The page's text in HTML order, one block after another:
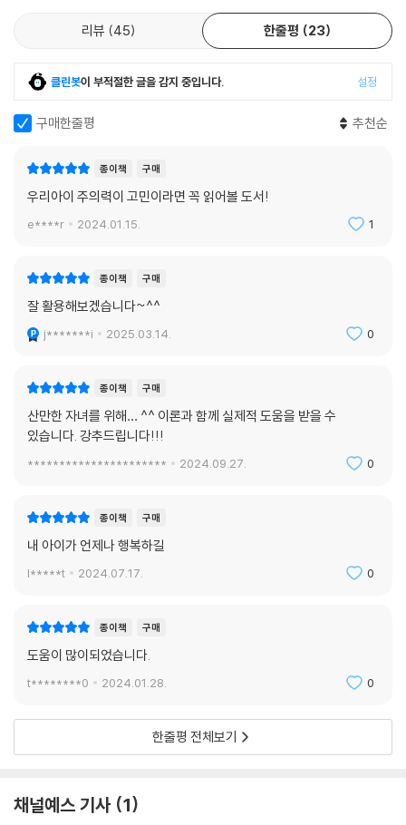
라 ‘처음에 하려고 했던 일’을 아이가 다시 선택하도록 다음과 같이 도와주
는 것이 중요하다. 이렇게 단단한 경계를 세워 주는 것이 아이가 현명한 선
택을 하도록 안내하는 방법이다.
---p.149
는 ‘공부 못하는 아이, 숙제 안 하는 아이’라는 비난과 놀림의 시선까지, 아
이 스스로도 자신에게 실망하고 좌절한다. 게다가 이로 인해 영원히 낙오
게 아니라 공부가 안 돼서 너무 괴롭다고 호소한다. 이는 변명을 위해 둘러
잘하고 싶은 마음이 굴뚝같아도 잘하기가 어렵다. 아이 뇌의 정보 처리 과
는 대상에 대해 정보를 수집하고 입력하고 처리하는 과정을 모두 끌어가는
똑똑하고 야무진 아이로 키우고 싶은가? 그렇다면 그 시작은 해야 할 일을
면 끝낼 숙제를 2시간 넘게 붙들고 있어도 못 하는 이유 등으로 아이의 의
금도 늦지 않았다. 타고난 IQ, 재능, 환경을 뛰어넘게 해주는 주의력의 힘으
로 여러분의 아이도 이처럼 놀랍게 변화할 수 있다.
* 부모의 지시나 선생님의 설명을 잘 듣고 바르게 행동한다.
* 당장 하고 싶은 일이 있어도 지금 중요한 일부터 먼저 한다.
* 싫어하는 수학 공부에도 주의를 기울여 집중할 줄 안다.
* 숙제 등 해야 할 일을 미루지 않고 곧바로 시작한다.
* 스마트폰을 현명하게 사용할 줄 안다.
높은 자존감과 자신감으로 제 진가를 발휘한다.
리뷰 45 한줄평 23
클린봇이 부적절한 글을 감지 중입니다. 설정
구매한줄평 추천순
종이책 구매
우리아이 주의력이 고민이라면 꼭 읽어볼 도서!
e****r 2024.01.15. 1
종이책 구매
잘 활용해보겠습니다~^^
j*******i 2025.03.14. 0
종이책 구매
산만한 자녀를 위해… ^^ 이론과 함께 실제적 도움을 받을 수
있습니다. 강추드립니다!!!
********************** 2024.09.27. 0
종이책 구매
내 아이가 언제나 행복하길
l*****t 2024.07.17. 0
종이책 구매
도움이 많이되었습니다.
t********0 2024.01.28. 0
한줄평 전체보기
채널예스 기사 1